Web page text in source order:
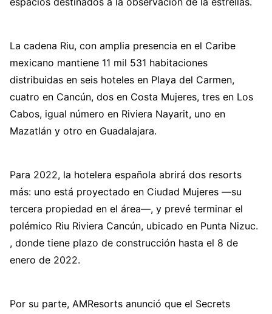
La cadena Riu, con amplia presencia en el Caribe
mexicano mantiene 11 mil 531 habitaciones
distribuidas en seis hoteles en Playa del Carmen,
cuatro en Cancún, dos en Costa Mujeres, tres en Los
Cabos, igual número en Riviera Nayarit, uno en
Mazatlán y otro en Guadalajara.
Para 2022, la hotelera española abrirá dos resorts
más: uno está proyectado en Ciudad Mujeres —su
tercera propiedad en el área—, y prevé terminar el
polémico Riu Riviera Cancún, ubicado en Punta Nizuc.
, donde tiene plazo de construcción hasta el 8 de
enero de 2022.
Por su parte, AMResorts anunció que el Secrets